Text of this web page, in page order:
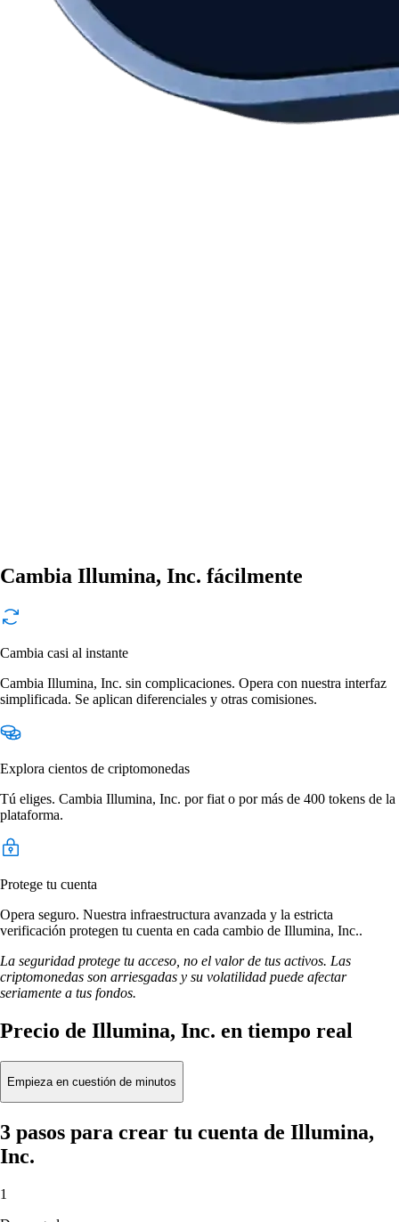
Cambia Illumina, Inc. fácilmente
Cambia casi al instante
Cambia Illumina, Inc. sin complicaciones. Opera con nuestra interfaz
simplificada. Se aplican diferenciales y otras comisiones.
Explora cientos de criptomonedas
Tú eliges. Cambia Illumina, Inc. por fiat o por más de 400 tokens de la
plataforma.
Protege tu cuenta
Opera seguro. Nuestra infraestructura avanzada y la estricta
verificación protegen tu cuenta en cada cambio de Illumina, Inc..
La seguridad protege tu acceso, no el valor de tus activos. Las
criptomonedas son arriesgadas y su volatilidad puede afectar
seriamente a tus fondos.
Precio de Illumina, Inc. en tiempo real
Empieza en cuestión de minutos
3 pasos para crear tu cuenta de Illumina,
Inc.
1